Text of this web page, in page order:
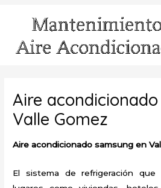
contenido
Aire
Valle Gomez
Aire acondicionado samsung en
El sistema de refrigeración